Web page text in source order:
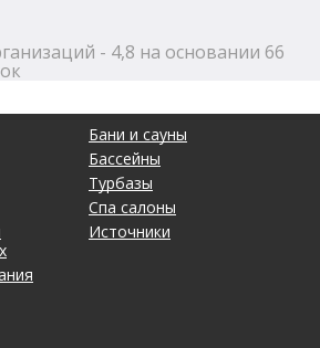
- 4,8 на основании 66
Бани и сауны
Бассейны
Турбазы
Спа салоны
Источники